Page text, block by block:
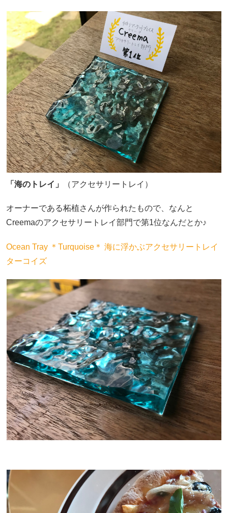
「海のトレイ」 （アクセサリートレイ）
オーナーである柘植さんが作られたもので、なんと
Creemaのアクセサリートレイ部門で第1位なんだとか♪
Ocean Tray ＊Turquoise＊ 海に浮かぶアクセサリートレイ
ターコイズ